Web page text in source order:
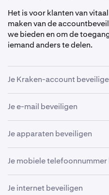
Het is voor klanten van
maken van de
we bieden en om de
iemand anders te delen.
Je Kraken-account
1
Sta nooit iemand toe om
aan te maken of te
2 Maak eenwachtwoord
tekens) en dat op geen
gebruikt. We raden aan
wachtwoordbeheerder
Je e-mail beveiligen
Als het e-mailadres
niet langer veilig is, kan hij
gebruikersnaam op te
in te stellen en opnames
We raden sterk aan om
Je apparaten beveiligen
Een gehackt apparaat kan
wat je intypt en mobiele
gebruikte manier om
gebruiken.
Je mobiele
Mobiele telefoonnummers
Je internet beveiligen